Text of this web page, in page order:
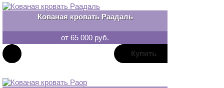
Кованая кровать Раадаль
от 65 000 руб.